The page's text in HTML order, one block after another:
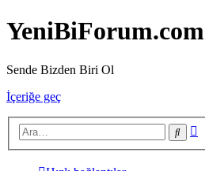
YeniBiForum.com
Sende Bizden Biri Ol
İçeriğe geç
Ara